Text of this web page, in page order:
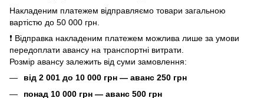
Накладеним платежем відправляємо товари загальною
вартістю до 50 000 грн.
❗ Відправка накладеним платежем можлива лише за умови
передоплати авансу на транспортні витрати.
Розмір авансу залежить від суми замовлення:
від 2 001 до 10 000 грн — аванс 250 грн
понад 10 000 грн — аванс 500 грн